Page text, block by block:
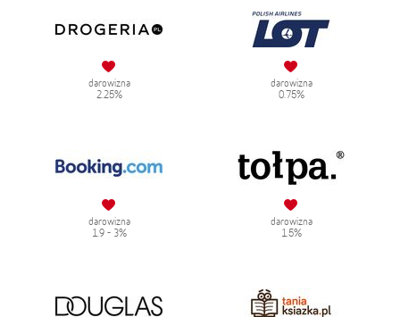
darowizna
2.25%
darowizna
0.75%
darowizna
1.9 - 3%
darowizna
1.5%